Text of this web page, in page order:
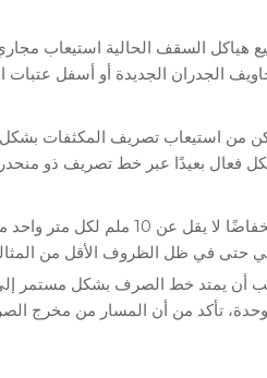
هياكل السقف الحالية استيعاب
الجدران الجديدة أو أسفل عتبات
من استيعاب تصريف المكثفات
فعال بعيدًا عبر خط تصريف ذو
أن يمتد خط الصرف بشكل مستمر
تأكد من أن المسار من مخرج